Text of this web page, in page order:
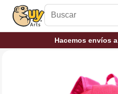
Hacemos envíos